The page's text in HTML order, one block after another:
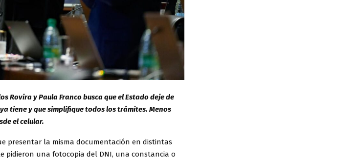
Rovira y Paula Franco busca que el Estado deje de
tiene y que simplifique todos los trámites. Menos
el celular.
presentar la misma documentación en distintas
pidieron una fotocopia del DNI, una constancia o